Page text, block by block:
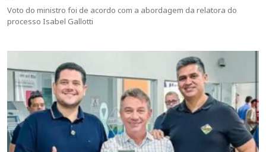
Voto do ministro foi de acordo com a abordagem da relatora do
processo Isabel Gallotti